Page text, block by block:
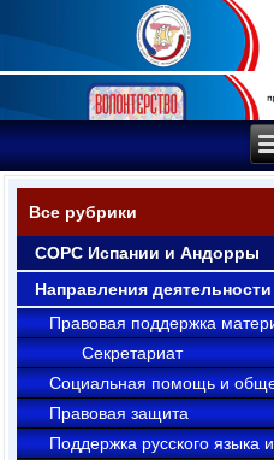
Все рубрики
СОРС Испании и Андорры
Направления деятельности
Правовая поддержка
Секрeтариат
Социальная помощь и
Правовая защита
Поддержка русского языка